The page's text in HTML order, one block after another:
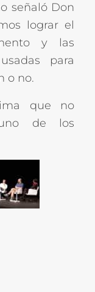
señaló Don
lograr el
y las
para
o no.
que no
de los